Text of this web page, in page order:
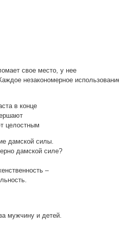
свое место, у нее
незакономерное
в конце
целостным
дамской силы.
дамской силе?
–
мужчину и детей.